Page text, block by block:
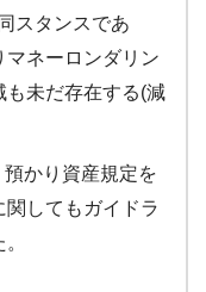
スタンスであ
マネーロンダリン
も未だ存在する(減
かり資産規定を
してもガイドラ